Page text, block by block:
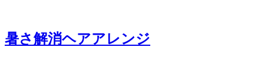
暑さ解消ヘアアレンジ